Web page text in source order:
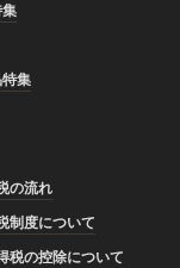
集
の流れ
制度について
税の控除について